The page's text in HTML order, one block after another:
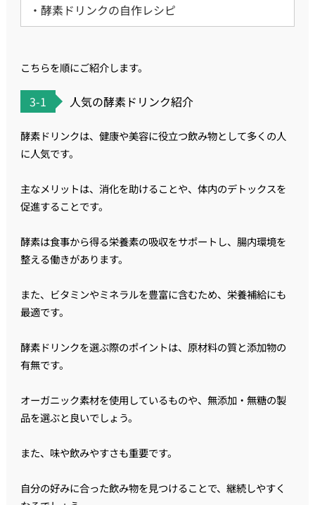
・酵素ドリンクの自作レシピ
こちらを順にご紹介します。
3-1 人気の酵素ドリンク紹介
酵素ドリンクは、健康や美容に役立つ飲み物として多くの人
に人気です。
主なメリットは、消化を助けることや、体内のデトックスを
促進することです。
酵素は食事から得る栄養素の吸収をサポートし、腸内環境を
整える働きがあります。
また、ビタミンやミネラルを豊富に含むため、栄養補給にも
最適です。
酵素ドリンクを選ぶ際のポイントは、原材料の質と添加物の
有無です。
オーガニック素材を使用しているものや、無添加・無糖の製
品を選ぶと良いでしょう。
また、味や飲みやすさも重要です。
自分の好みに合った飲み物を見つけることで、継続しやすく